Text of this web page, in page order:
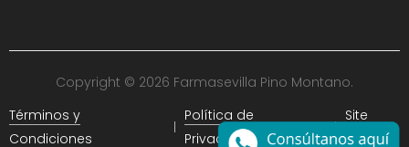
Copyright © 2026 Farmasevilla Pino Montano.
Términos y
Condiciones
Política de
Privacidad
Site
Map